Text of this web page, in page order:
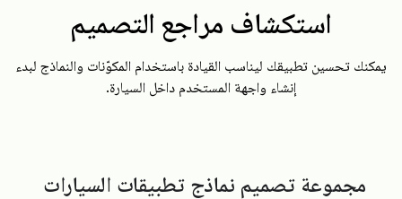
استكشاف مراجع التصميم
يمكنك تحسين تطبيقك ليناسب القيادة باستخدام المكوّنات والنماذج لبدء
إنشاء واجهة المستخدم داخل السيارة.
مجموعة تصميم نماذج تطبيقات السيارات